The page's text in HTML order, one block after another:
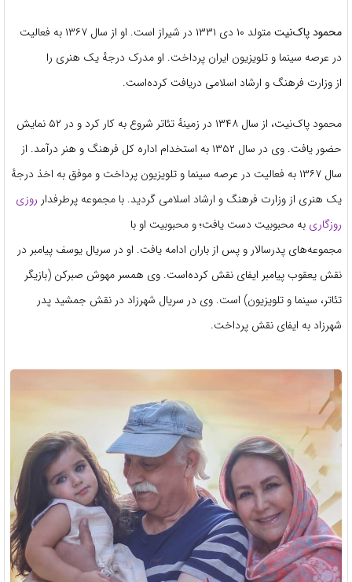
محمود پاک‌نیت
متولد ۱۰ دی ۱۳۳۱ در شیراز است. او از سال ۱۳۶۷ به فعالیت
در عرصه سینما و تلویزیون ایران پرداخت. او مدرک درجهٔ یک هنری را
از وزارت فرهنگ و ارشاد اسلامی دریافت کرده‌است.
محمود پاک‌نیت، از سال ۱۳۴۸ در زمینهٔ تئاتر شروع به کار کرد و در ۵۲ نمایش
حضور یافت. وی در سال ۱۳۵۲ به استخدام اداره کل فرهنگ و هنر درآمد. از
سال ۱۳۶۷ به فعالیت در عرصه سینما و تلویزیون پرداخت و موفق به اخذ درجهٔ
یک هنری از وزارت فرهنگ و ارشاد اسلامی گردید. با مجموعه پرطرفدار روزی
روزگاری به محبوبیت دست یافت؛ و محبوبیت او با
مجموعه‌های پدرسالار و پس از باران ادامه یافت. او در سریال یوسف پیامبر در
نقش یعقوب پیامبر ایفای نقش کرده‌است. وی همسر مهوش صبرکن (بازیگر
تئاتر، سینما و تلویزیون) است. وی در سریال شهرزاد در نقش جمشید پدر
شهرزاد به ایفای نقش پرداخت.